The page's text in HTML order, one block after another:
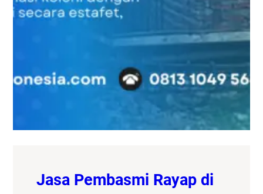
Jasa Pembasmi Rayap di